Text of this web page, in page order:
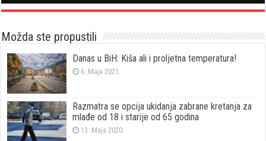
Možda ste propustili
Danas u BiH: Kiša ali i proljetna temperatura!
6. Maja 2021.
Razmatra se opcija ukidanja zabrane kretanja za
mlađe od 18 i starije od 65 godina
13. Maja 2020.